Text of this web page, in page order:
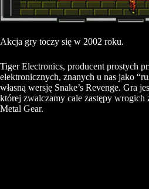
Akcja gry toczy się w 2002 roku.
TigerElectronics, producent prostych
elektronicznych, znanych u nas jako “
własną wersję Snake’s Revenge. Gra
której zwalczamy cale zastępy wrogich
Metal Gear.